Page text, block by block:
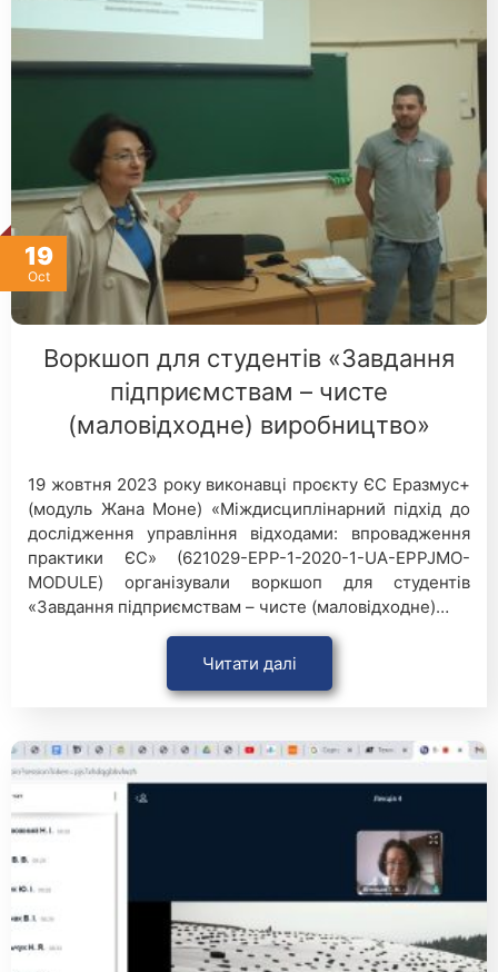
19
Oct
Воркшоп для студентів «Завдання
підприємствам – чисте
(маловідходне) виробництво»
19 жовтня 2023 року виконавці проєкту ЄС Еразмус+
(модуль Жана Моне) «Міждисциплінарний підхід до
дослідження управління відходами: впровадження
практики ЄС» (621029-EPP-1-2020-1-UA-EPPJMO-
MODULE) організували воркшоп для студентів
«Завдання підприємствам – чисте (маловідходне)…
Читати далі